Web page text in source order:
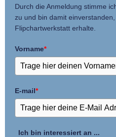
Durch die Anmeldung stimme
zu und bin damit
Flipchartwerkstatt erhalte.
Vorname*
E-mail*
Ich bin interessiert an ...